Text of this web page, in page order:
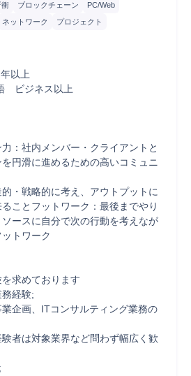
衝 ブロックチェーン
PC/Web
ネットワーク プロジェクト
以上
　ビジネス以上
：社内メンバー・クライアントと
円滑に進めるための高いコミュニ
的・戦略的に考え、アウトプットに
ことフットワーク：最後までやり
ースに自分で次の行動を考えなが
トワーク
求めております
経験;
企画、ITコンサルティング業務の
験者は対象業界など問わず幅広く歓